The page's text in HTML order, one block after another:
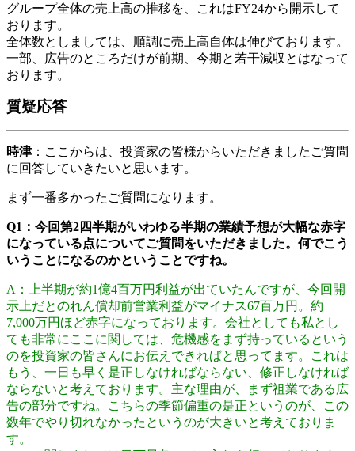
グループ全体の売上高の推移を、これはFY24から開示して
おります。
全体数としましては、順調に売上高自体は伸びております。
一部、広告のところだけが前期、今期と若干減収とはなって
おります。
質疑応答
時津： ここからは、投資家の皆様からいただきましたご質問
に回答していきたいと思います。
まず一番多かったご質問になります。
Q1：今回第2四半期がいわゆる半期の業績予想が大幅な赤字
になっている点についてご質問をいただきました。何でこう
いうことになるのかということですね。
A：上半期が約1億4百万円利益が出ていたんですが、今回開
示上だとのれん償却前営業利益がマイナス67百万円。約
7,000万円ほど赤字になっております。会社としても私とし
ても非常にここに関しては、危機感をまず持っているという
のを投資家の皆さんにお伝えできればと思ってます。これは
もう、一日も早く是正しなければならない、修正しなければ
ならないと考えております。主な理由が、まず祖業である広
告の部分ですね。こちらの季節偏重の是正というのが、この
数年でやり切れなかったというのが大きいと考えておりま
す。